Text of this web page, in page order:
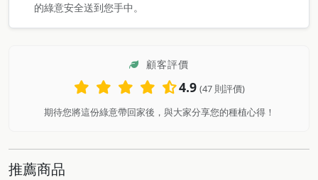
的綠意安全送到您手中。
顧客評價
4.9 (47 則評價)
期待您將這份綠意帶回家後，與大家分享您的種植心得！
推薦商品